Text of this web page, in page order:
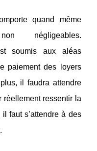
quand même
négligeables.
soumis aux aléas
paiement des loyers
il faudra attendre
réellement ressentir la
faut s’attendre à des